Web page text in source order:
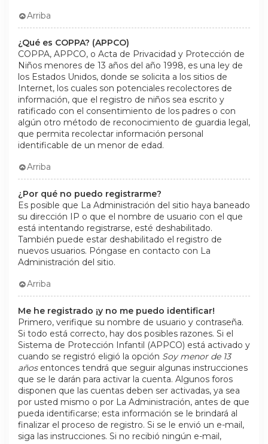
Arriba
¿Qué es COPPA? (APPCO)
COPPA, APPCO, o Acta de Privacidad y Protección de
Niños menores de 13 años del año 1998, es una ley de
los Estados Unidos, donde se solicita a los sitios de
Internet, los cuales son potenciales recolectores de
información, que el registro de niños sea escrito y
ratificado con el consentimiento de los padres o con
algún otro método de reconocimiento de guardia legal,
que permita recolectar información personal
identificable de un menor de edad.
Arriba
¿Por qué no puedo registrarme?
Es posible que La Administración del sitio haya baneado
su dirección IP o que el nombre de usuario con el que
está intentando registrarse, esté deshabilitado.
También puede estar deshabilitado el registro de
nuevos usuarios. Póngase en contacto con La
Administración del sitio.
Arriba
Me he registrado ¡y no me puedo identificar!
Primero, verifique su nombre de usuario y contraseña.
Si todo está correcto, hay dos posibles razones. Si el
Sistema de Protección Infantil (APPCO) está activado y
cuando se registró eligió la opción Soy menor de 13
añosentonces tendrá que seguir algunas instrucciones
que se le darán para activar la cuenta. Algunos foros
disponen que las cuentas deben ser activadas, ya sea
por usted mismo o por La Administración, antes de que
pueda identificarse; esta información se le brindará al
finalizar el proceso de registro. Si se le envió un e-mail,
siga las instrucciones. Si no recibió ningún e-mail,